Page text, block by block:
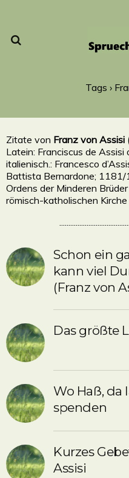
Tags ›
Zitate von Franz von Assisi
Latein: Franciscus de Assisi
italienisch.: Francesco
Battista Bernardone;
Ordens der Minderen
römisch-katholischen Kirche
Schon ein
kann viel
(Franz von
Das größte
Wo Haß, da
spenden
Kurzes
Assisi